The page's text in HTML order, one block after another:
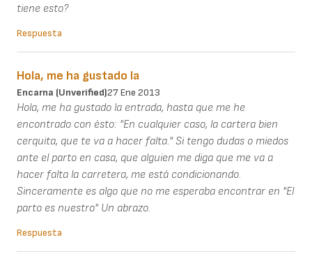
tiene esto?
Respuesta
Hola, me ha gustado la
Encarna (unverified)27 Ene 2013
Hola, me ha gustado la entrada, hasta que me he
encontrado con ésto: "En cualquier caso, la cartera bien
cerquita, que te va a hacer falta." Si tengo dudas o miedos
ante el parto en casa, que alguien me diga que me va a
hacer falta la carretera, me está condicionando.
Sinceramente es algo que no me esperaba encontrar en "El
parto es nuestro" Un abrazo.
Respuesta